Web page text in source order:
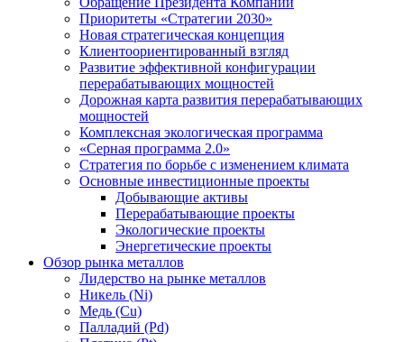
Приоритеты «Стратегии 2030»
Новая стратегическая концепция
Клиентоориентированный взгляд
Развитие эффективной конфигурации
перерабатывающих мощностей
Дорожная карта развития перерабатывающих
мощностей
Комплексная экологическая программа
«Серная программа 2.0»
Стратегия по борьбе с изменением климата
Основные инвестиционные проекты
Добывающие активы
Перерабатывающие проекты
Экологические проекты
Энергетические проекты
Обзор рынка металлов
Лидерство на рынке металлов
Никель (Ni)
Медь (Cu)
Палладий (Pd)